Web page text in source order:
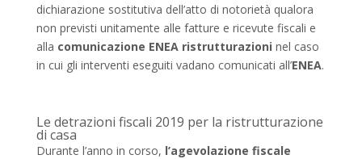
dichiarazione sostitutiva dell’atto di notorietà qualora
non previsti unitamente alle fatture e ricevute fiscali e
alla comunicazione ENEA ristrutturazioni nel caso
in cui gli interventi eseguiti vadano comunicati all’ENEA.
Le detrazioni fiscali 2019 per la ristrutturazione
di casa
Durante l’anno in corso, l’agevolazione fiscale